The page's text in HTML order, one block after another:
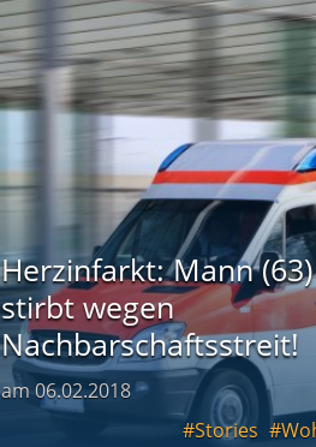
Herzinfarkt: Mann (63)
stirbt wegen
Nachbarschaftsstreit!
am 06.02.2018
Stories